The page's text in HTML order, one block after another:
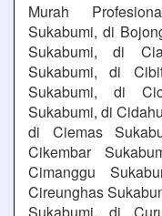
Murah
Sukabumi, di
Sukabumi, di
Sukabumi, di
Sukabumi, di
Sukabumi, di
di Ciemas
Cikembar
Cimanggu
Cireunghas